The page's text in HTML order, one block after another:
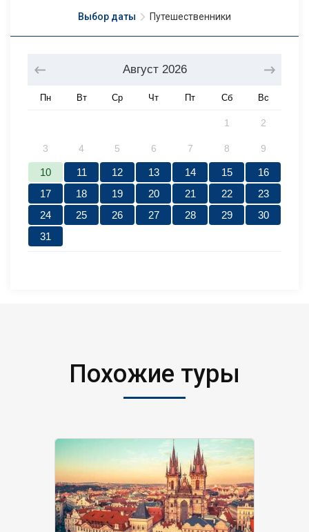
Выбор даты Путешественники
Август 2026
Пн Вт Ср Чт Пт Сб Вс
1 2
3 4 5 6 7 8 9
10 11 12 13 14 15
16
17
18 19 20 21 22
23
24
25 26 27 28 29
30
31
Похожие туры